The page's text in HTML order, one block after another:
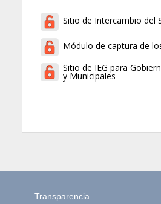
Sitio de Intercambio del
Módulo de captura de
Sitio de IEG para
y Municipales
Transparencia